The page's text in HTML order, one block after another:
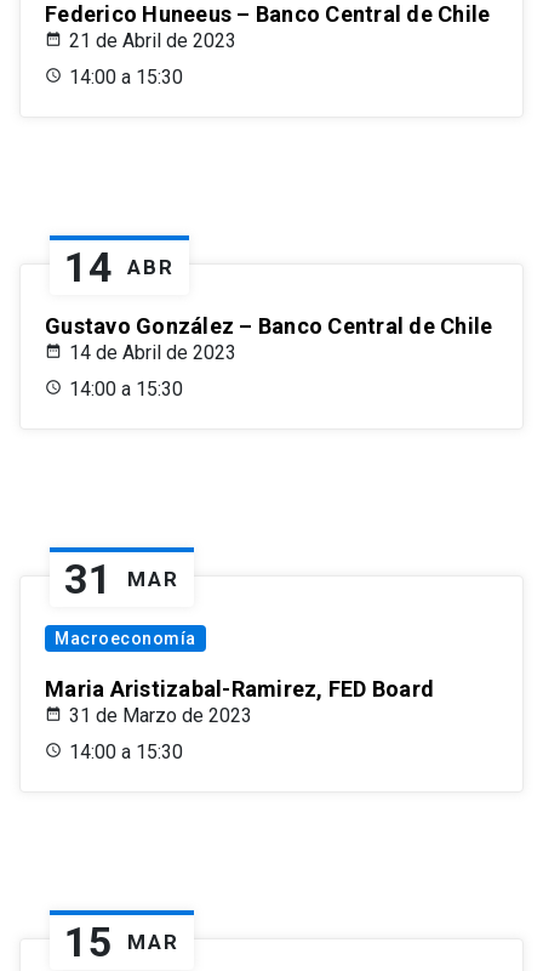
Federico Huneeus – Banco Central de Chile
21 de Abril de 2023
14:00 a 15:30
14 ABR
Gustavo González – Banco Central de Chile
14 de Abril de 2023
14:00 a 15:30
31 MAR
Macroeconomía
Maria Aristizabal-Ramirez, FED Board
31 de Marzo de 2023
14:00 a 15:30
15 MAR